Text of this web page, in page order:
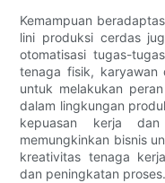
Kemampuan
lini produksi cerdas
otomatisasi tugas-
tenaga fisik, karyawan
untuk melakukan
dalam lingkungan
kepuasan kerja
memungkinkan bisnis
kreativitas tenaga
dan peningkatan proses.